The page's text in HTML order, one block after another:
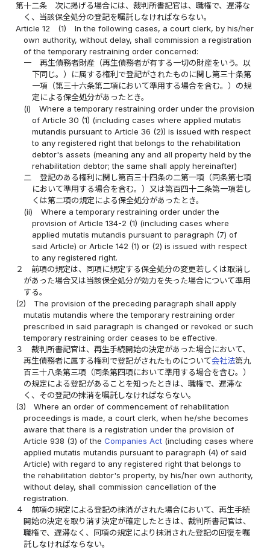
第十二条
次に掲げる場合には、裁判所書記官は、職権で、遅滞な
く、当該保全処分の登記を嘱託しなければならない。
Article 12
(1)
In the following cases, a court clerk, by his/her
own authority, without delay, shall commission a registration
of the temporary restraining order concerned:
一
再生債務者財産（再生債務者が有する一切の財産をいう。以
下同じ。）に属する権利で登記がされたものに関し第三十条第
一項（第三十六条第二項において準用する場合を含む。）の規
定による保全処分があったとき。
(i)
Where a temporary restraining order under the provision
of Article 30 (1) (including cases where applied mutatis
mutandis pursuant to Article 36 (2)) is issued with respect
to any registered right that belongs to the rehabilitation
debtor's assets (meaning any and all property held by the
rehabilitation debtor; the same shall apply hereinafter)
二
登記のある権利に関し第百三十四条の二第一項（同条第七項
において準用する場合を含む。）又は第百四十二条第一項若し
くは第二項の規定による保全処分があったとき。
(ii)
Where a temporary restraining order under the
provision of Article 134-2 (1) (including cases where
applied mutatis mutandis pursuant to paragraph (7) of
said Article) or Article 142 (1) or (2) is issued with respect
to any registered right.
２
前項の規定は、同項に規定する保全処分の変更若しくは取消し
があった場合又は当該保全処分が効力を失った場合について準用
する。
(2)
The provision of the preceding paragraph shall apply
mutatis mutandis where the temporary restraining order
prescribed in said paragraph is changed or revoked or such
temporary restraining order ceases to be effective.
３
裁判所書記官は、再生手続開始の決定があった場合において、
再生債務者に属する権利で登記がされたものについて会社法第九
百三十八条第三項（同条第四項において準用する場合を含む。）
の規定による登記があることを知ったときは、職権で、遅滞な
く、その登記の抹消を嘱託しなければならない。
(3)
Where an order of commencement of rehabilitation
proceedings is made, a court clerk, when he/she becomes
aware that there is a registration under the provision of
Article 938 (3) of theCompanies Act (including cases where
applied mutatis mutandis pursuant to paragraph (4) of said
Article) with regard to any registered right that belongs to
the rehabilitation debtor's property, by his/her own authority,
without delay, shall commission cancellation of the
registration.
４
前項の規定による登記の抹消がされた場合において、再生手続
開始の決定を取り消す決定が確定したときは、裁判所書記官は、
職権で、遅滞なく、同項の規定により抹消された登記の回復を嘱
託しなければならない。